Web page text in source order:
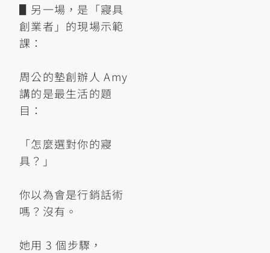
▋另一場，是「寢具
創業者」的現場示範
課：
周公的墊創辦人 Amy
講的是最生活的題
目：
「怎麼選對你的寢
具？」
你以為會是行銷話術
嗎？沒有。
她用 3 個步驟，